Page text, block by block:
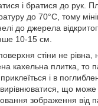
і братися до рук.
до 70°С, тому
до джерела
10-15 см.
стіни не рівна,
кахельна плитка, то
і в
що може
зображення від